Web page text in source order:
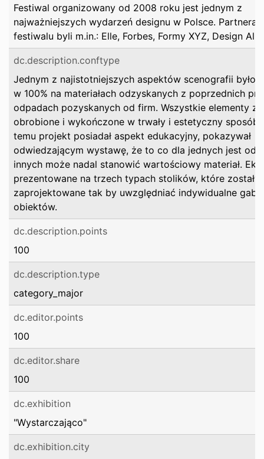
Festiwal organizowany od 2008 roku jest jednym z
najważniejszych wydarzeń designu w Polsce.
festiwalu byli m.in.: Elle, Forbes, Formy XYZ, Design
dc.description.conftype
Jednym z najistotniejszych aspektów scenografii było
w 100% na materiałach odzyskanych z poprzednich
odpadach pozyskanych od firm. Wszystkie elementy
obrobione i wykończone w trwały i estetyczny sposób.
temu projekt posiadał aspekt edukacyjny, pokazywał
odwiedzającym wystawę, że to co dla jednych jest
innych może nadal stanowić wartościowy materiał.
prezentowane na trzech typach stolików, które zostały
zaprojektowane tak by uwzględniać indywidualne
obiektów.
dc.description.points
100
dc.description.type
category_major
dc.editor.points
100
dc.editor.share
100
dc.exhibition
"Wystarczająco"
dc.exhibition.city